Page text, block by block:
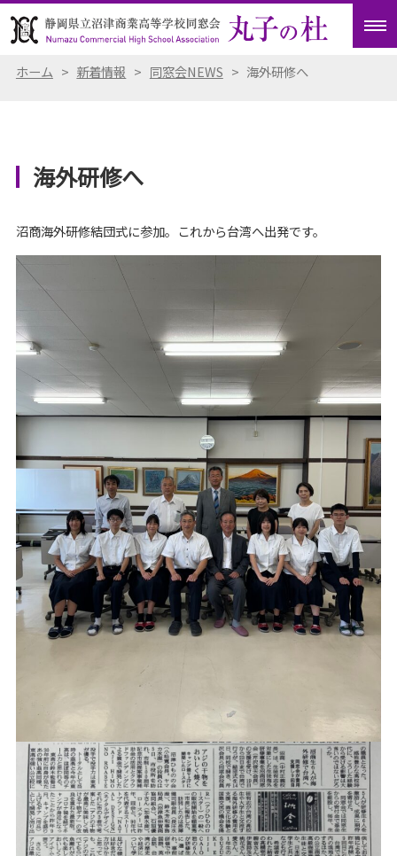
ホーム > 新着情報 > 同窓会NEWS > 海外研修へ
海外研修へ
沼商海外研修結団式に参加。これから台湾へ出発です。